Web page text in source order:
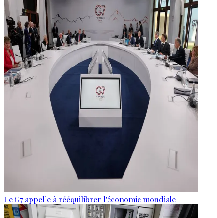
Le G7 appelle à rééquilibrer l'économie mondiale